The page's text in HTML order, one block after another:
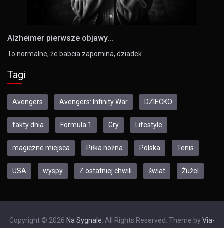
Alzheimer pierwsze objawy...
To normalne, że babcia zapomina, dziadek…
Tagi
Avengers Avengers: Infinity War DZIECKO
fakty dnia Formula 1 Gry Lifestyle
magiczne miejsca Piłka nożna Polska Tenis
USA wyspy Z ostatniej chwili świat Żużel
Copyright © 2026 Na Sygnale . All Rights Reserved. Theme by Via-